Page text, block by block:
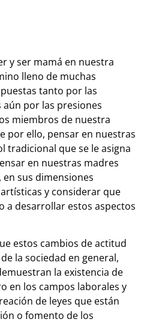
y ser mamá en nuestra
lleno de muchas
tanto por las
aún por las presiones
miembros de nuestra
por ello, pensar en nuestras
tradicional que se le asigna
en nuestras madres
en sus dimensiones
y considerar que
a desarrollar estos aspectos
estos cambios de actitud
la sociedad en general,
la existencia de
en los campos laborales y
de leyes que están
o fomento de los